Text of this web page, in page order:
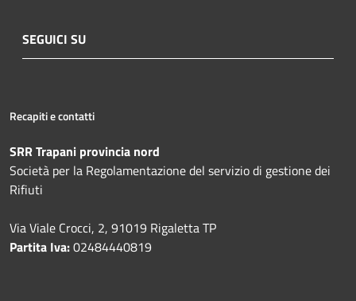
SEGUICI SU
Recapiti e contatti
SRR Trapani provincia nord
Società per la Regolamentazione del servizio di gestione dei
Rifiuti
Via Viale Crocci, 2, 91019 Rigaletta TP
Partita Iva:02484440819